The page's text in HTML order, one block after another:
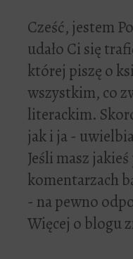
Cześć, jestem
udało Ci się
której piszę o
wszystkim, co
literackim.
jak i ja -
Jeśli masz
komentarzach
- na pewno
Więcej o blogu